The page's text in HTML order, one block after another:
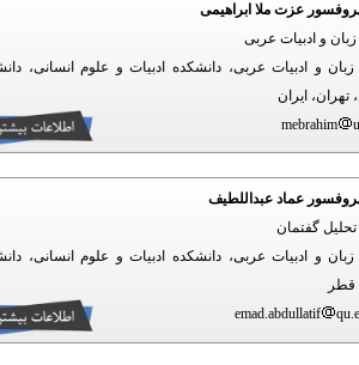
عزت ملا ابراهیمی
و ادبیات عربی
و ادبیات عربی، دانشکده ادبیات و علوم انسانی، دانشگاه
ایران
عماد عبداللطیف
گفتمان
و ادبیات عربی، دانشکده ادبیات و علوم انسانی، دانشگاه
emad.abdullatif